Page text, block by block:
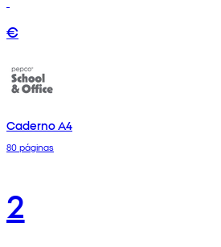
€
Caderno A4
80 páginas
2